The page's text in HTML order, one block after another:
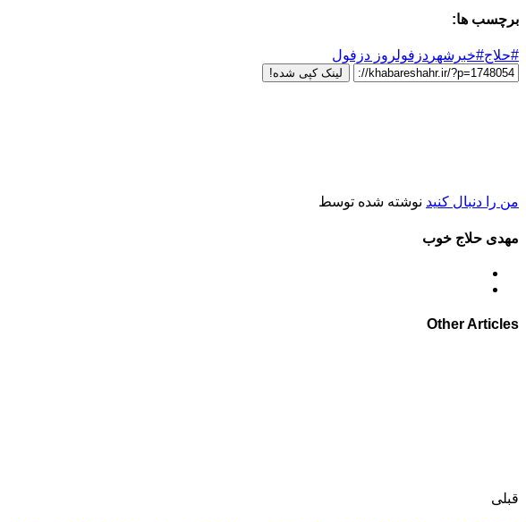
برچسب ها:
#حلاج#خبرشهر دزفولروز دزفول
لینک کپی شده!
من را دنبال کنید نوشته شده توسط
مهدی حلاج خوب
Other Articles
قبلی